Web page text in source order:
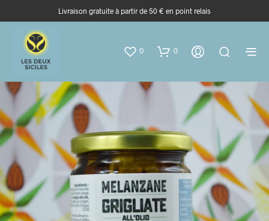
Livraison gratuite à partir de 50 € en point relais
0 0